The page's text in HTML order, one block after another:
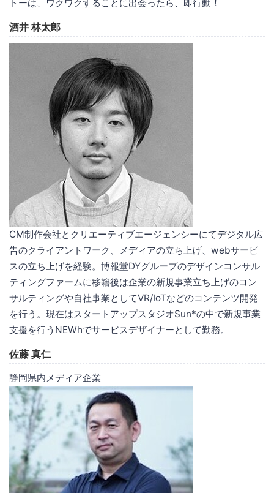
トーは、ワクワクすることに出会ったら、即行動！
酒井 林太郎
CM制作会社とクリエーティブエージェンシーにてデジタル広
告のクライアントワーク、メディアの立ち上げ、webサービ
スの立ち上げを経験。博報堂DYグループのデザインコンサル
ティングファームに移籍後は企業の新規事業立ち上げのコン
サルティングや自社事業としてVR/IoTなどのコンテンツ開発
を行う。現在はスタートアップスタジオSun*の中で新規事業
支援を行うNEWhでサービスデザイナーとして勤務。
佐藤 真仁
静岡県内メディア企業